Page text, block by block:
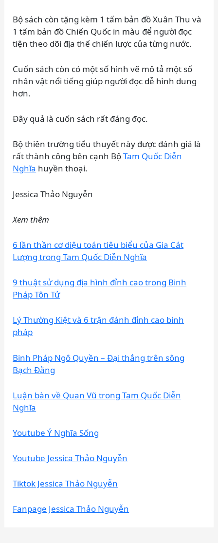
Bộ sách còn tặng kèm 1 tấm bản đồ Xuân Thu và
1 tấm bản đồ Chiến Quốc in màu để người đọc
tiện theo dõi địa thế chiến lược của từng nước.
Cuốn sách còn có một số hình vẽ mô tả một số
nhân vật nổi tiếng giúp người đọc dễ hình dung
hơn.
Đây quả là cuốn sách rất đáng đọc.
Bộ thiên trường tiểu thuyết này được đánh giá là
rất thành công bên cạnh BộTam Quốc Diễn
Nghĩa huyền thoại.
Jessica Thảo Nguyễn
Xem thêm
6 lần thần cơ diệu toán tiêu biểu của Gia Cát
Lượng trong Tam Quốc Diễn Nghĩa
9 thuật sử dụng địa hình đỉnh cao trong Binh
Pháp Tôn Tử
Lý Thường Kiệt và 6 trận đánh đỉnh cao binh
pháp
Binh Pháp Ngô Quyền – Đại thắng trên sông
Bạch Đằng
Luận bàn về Quan Vũ trong Tam Quốc Diễn
Nghĩa
Youtube Ý Nghĩa Sống
Youtube Jessica Thảo Nguyễn
Tiktok Jessica Thảo Nguyễn
Fanpage Jessica Thảo Nguyễn